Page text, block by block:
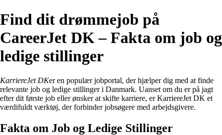
Find dit drømmejob på
CareerJet DK – Fakta om job og
ledige stillinger
KarriereJet DKer en populær jobportal, der hjælper dig med at finde
relevante job og ledige stillinger i Danmark. Uanset om du er på jagt
efter dit første job eller ønsker at skifte karriere, er KarriereJet DK et
værdifuldt værktøj, der forbinder jobsøgere med arbejdsgivere.
Fakta om Job og Ledige Stillinger